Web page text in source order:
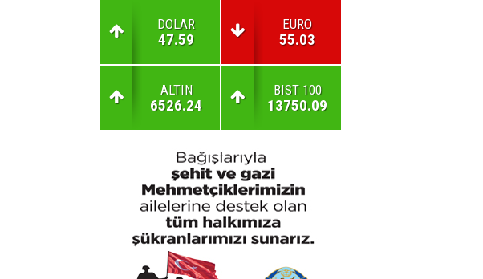
DOLAR
47.59
EURO
55.03
ALTIN
6526.24
BIST 100
13750.09